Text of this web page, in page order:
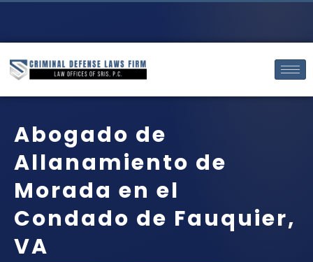
Abogado de
Allanamiento de
Morada en el
Condado de Fauquier,
VA